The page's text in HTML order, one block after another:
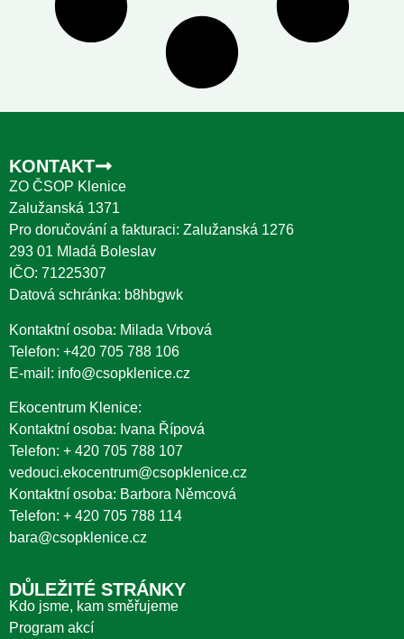
KONTAKT
ZO ČSOP Klenice
Zalužanská 1371
Pro doručování a fakturaci: Zalužanská 1276
293 01 Mladá Boleslav
IČO: 71225307
Datová schránka: b8hbgwk
Kontaktní osoba: Milada Vrbová
Telefon: +420 705 788 106
E-mail: info@csopklenice.cz
Ekocentrum Klenice:
Kontaktní osoba: Ivana Řípová
Telefon: + 420 705 788 107
vedouci.ekocentrum@csopklenice.cz
Kontaktní osoba: Barbora Němcová
Telefon: + 420 705 788 114
bara@csopklenice.cz
DŮLEŽITÉ STRÁNKY
Kdo jsme, kam směřujeme
Program akcí